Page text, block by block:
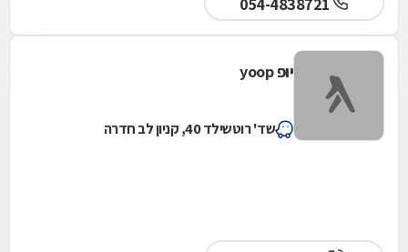
יופ yoop
שד' רוטשילד 40, קניון לב חדרה